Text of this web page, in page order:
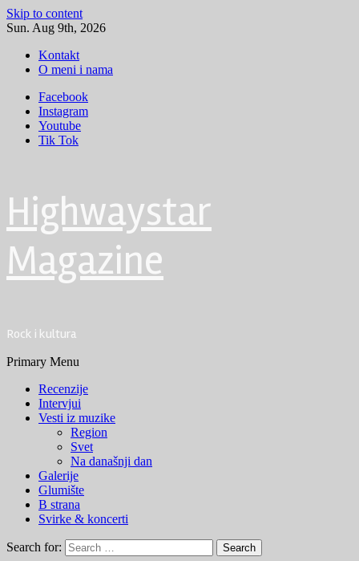
Skip to content
Sun. Aug 9th, 2026
Kontakt
O meni i nama
Facebook
Instagram
Youtube
Tik Tok
Highwaystar
Magazine
Rock i kultura
Primary Menu
Recenzije
Intervjui
Vesti iz muzike
Region
Svet
Na današnji dan
Galerije
Glumište
B strana
Svirke & koncerti
Search for: